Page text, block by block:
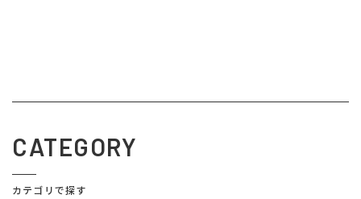
CATEGORY
カテゴリで探す